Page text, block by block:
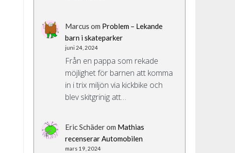
Marcus om Problem – Lekande
barn i skateparker
juni 24, 2024
Från en pappa som rekade
möjlighet för barnen att komma
in i trix miljön via kickbike och
blev skitgrinig att…
Eric Schäderom Mathias
recenserar Automobilen
mars 19, 2024